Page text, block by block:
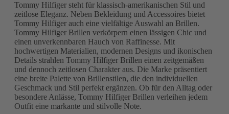
Tommy Hilfiger steht für klassisch-amerikanischen Stil und
zeitlose Eleganz. Neben Bekleidung und Accessoires bietet
Tommy Hilfiger auch eine vielfältige Auswahl an Brillen.
Tommy Hilfiger Brillen verkörpern einen lässigen Chic und
einen unverkennbaren Hauch von Raffinesse. Mit
hochwertigen Materialien, modernen Designs und ikonischen
Details strahlen Tommy Hilfiger Brillen einen zeitgemäßen
und dennoch zeitlosen Charakter aus. Die Marke präsentiert
eine breite Palette von Brillenstilen, die den individuellen
Geschmack und Stil perfekt ergänzen. Ob für den Alltag oder
besondere Anlässe, Tommy Hilfiger Brillen verleihen jedem
Outfit eine markante und stilvolle Note.